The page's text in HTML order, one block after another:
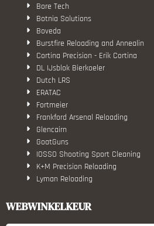
Bore Tech
Botnia Solutions
Boveda
Burstfire Reloading and Annealin
Cortina Precision - Erik Cortina
DL IJsblok Bierkoeler
Dutch LRS
ERATAC
Fortmeier
Frankford Arsenal Reloading
Glencairn
GoatGuns
IOSSO Shooting Sport Cleaning
K+M Precision Reloading
Lyman Reloading
Monstrum Tactical
WEBWINKELKEUR